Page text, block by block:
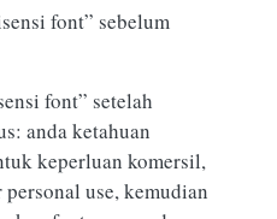
font” sebelum
font” setelah
anda ketahuan
keperluan komersil,
use, kemudian